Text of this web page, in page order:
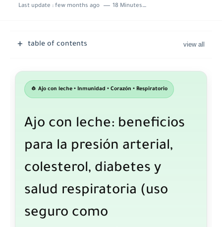
Last update : few months ago 18 Minutes to read
table of contents
🧄 Ajo con leche • Inmunidad • Corazón • Respiratorio
Ajo con leche: beneficios
para la presión arterial,
colesterol, diabetes y
salud respiratoria (uso
seguro como